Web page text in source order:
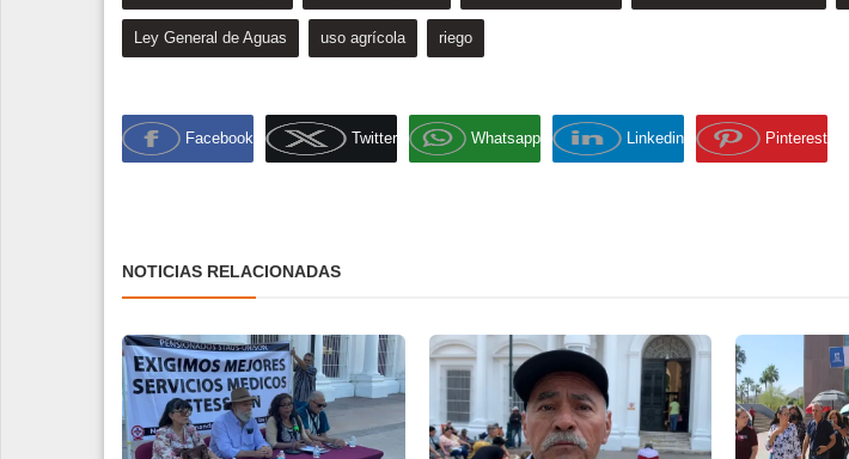
Ley General de Aguas uso agrícola riego
Facebook Twitter Whatsapp Linkedin Pinterest
NOTICIAS RELACIONADAS